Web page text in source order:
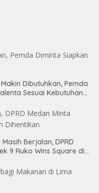
Dibutuhkan, Pemda
Sesuai Kebutuhan
Berjalan, DPRD
9 Ruko Wins Square di